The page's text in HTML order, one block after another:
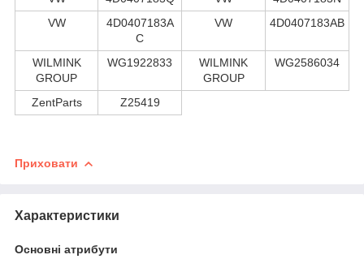
VW
4D0407183A
C
VW 4D0407183AB
WILMINK
GROUP
WG1922833
WILMINK
GROUP
WG2586034
ZentParts Z25419
Приховати
Характеристики
Основні атрибути